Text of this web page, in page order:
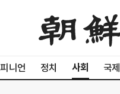
니언 정치 사회 국제